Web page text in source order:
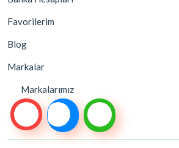
Favorilerim
Blog
Markalar
Markalarımız